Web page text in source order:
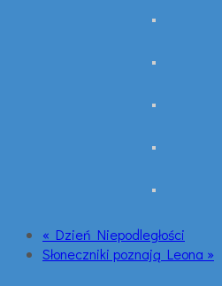
« Dzień Niepodległości
Słoneczniki poznają Leona »